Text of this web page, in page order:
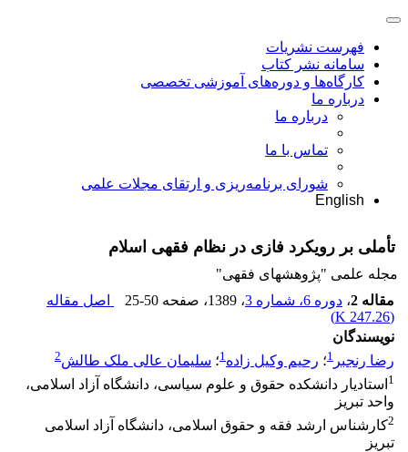
فهرست نشریات
سامانه نشر کتاب
کارگاه‌ها و دوره‌های آموزشی تخصصی
درباره ما
درباره ما
تماس با ما
شورای برنامه‌ریزی و ارتقای مجلات علمی
English
تأملی بر رویکرد فازی در نظام فقهی اسلام
مجله علمی "پژوهشهای فقهی"
مقاله 2
، دوره 6، شماره 3 ، 1389 ، صفحه 25-50
اصل مقاله
(
247.26 K
)
نویسندگان
رضا رنجبر 1؛ رحیم وکیل زاده1؛ سلیمان عالی ملک طالش2
1 استادیار دانشکده حقوق و علوم سیاسی، دانشگاه آزاد اسلامی،
واحد تبریز
2کارشناس ارشد فقه و حقوق اسلامی، دانشگاه آزاد اسلامی
تبریز